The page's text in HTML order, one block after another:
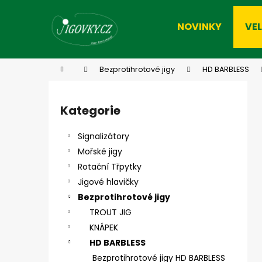
NOVINKY
Domů Bezprotihrotové jigy HD BARBLESS
Přeskočit
kategorie
Kategorie
Signalizátory
Mořské jigy
Rotační Třpytky
Jigové hlavičky
Bezprotihrotové jigy
TROUT JIG
KNÁPEK
HD BARBLESS
Bezprotihrotové jigy HD BARBLESS
Zpět
Zpět